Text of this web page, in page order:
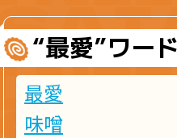
“最愛”ワード
最愛
味噌